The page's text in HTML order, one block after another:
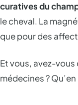
curatives du
le cheval. La
que pour des
Et vous, avez-vous
médecines ?